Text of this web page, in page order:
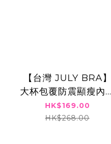
⁠【台灣 JULY BRA】
大杯包覆防震顯瘦內衣
| 豐滿大碼減壓集中胸
圍 (MW Beauty 直播
HK$169.00
HK$268.00